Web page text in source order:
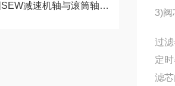
减速机轴与滚筒轴的寿命因素
3)阀
过
定
滤